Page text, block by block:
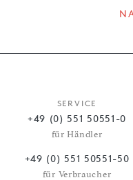
SERVICE
+49 (0) 551 50551-0
für Händler
+49 (0) 551 50551-50
für Verbraucher